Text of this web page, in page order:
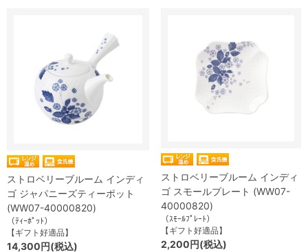
ストロベリーブルーム インディ
ゴ ジャパニーズティーポット
(WW07-40000820)
（ﾃｨｰﾎﾟｯﾄ）
【ギフト好適品】
14,300円(税込)
ストロベリーブルーム インディ
ゴ スモールプレート (WW07-
40000820)
（ｽﾓｰﾙﾌﾟﾚｰﾄ）
【ギフト好適品】
2,200円(税込)